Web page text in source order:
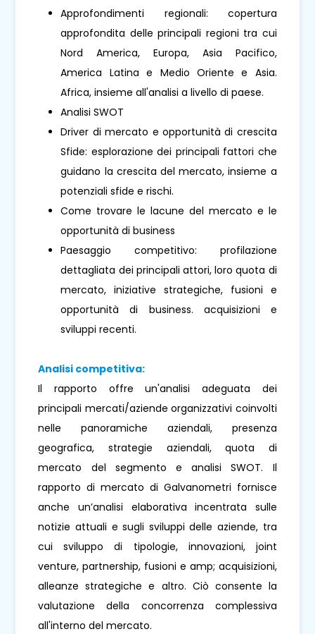
Approfondimenti regionali: copertura
approfondita delle principali regioni tra cui
Nord America, Europa, Asia Pacifico,
America Latina e Medio Oriente e Asia.
Africa, insieme all'analisi a livello di paese.
Analisi SWOT
Driver di mercato e opportunità di crescita
Sfide: esplorazione dei principali fattori che
guidano la crescita del mercato, insieme a
potenziali sfide e rischi.
Come trovare le lacune del mercato e le
opportunità di business
Paesaggio competitivo: profilazione
dettagliata dei principali attori, loro quota di
mercato, iniziative strategiche, fusioni e
opportunità di business. acquisizioni e
sviluppi recenti.
Analisi competitiva:
Il rapporto offre un'analisi adeguata dei
principali mercati/aziende organizzativi coinvolti
nelle panoramiche aziendali, presenza
geografica, strategie aziendali, quota di
mercato del segmento e analisi SWOT. Il
rapporto di mercato di Galvanometri fornisce
anche un’analisi elaborativa incentrata sulle
notizie attuali e sugli sviluppi delle aziende, tra
cui sviluppo di tipologie, innovazioni, joint
venture, partnership, fusioni e amp; acquisizioni,
alleanze strategiche e altro. Ciò consente la
valutazione della concorrenza complessiva
all'interno del mercato.